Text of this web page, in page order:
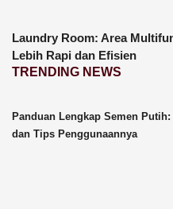
Laundry Room: Area
Lebih Rapi dan Efisien
TRENDING NEWS
Panduan Lengkap Semen
dan Tips Penggunaannya